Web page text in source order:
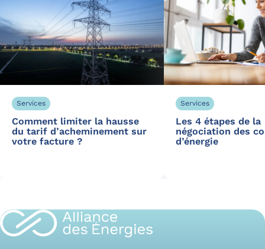
Services
Comment limiter la hausse
du tarif d’acheminement sur
votre facture ?
Services
Les 4 étapes de la
négociation des
d’énergie